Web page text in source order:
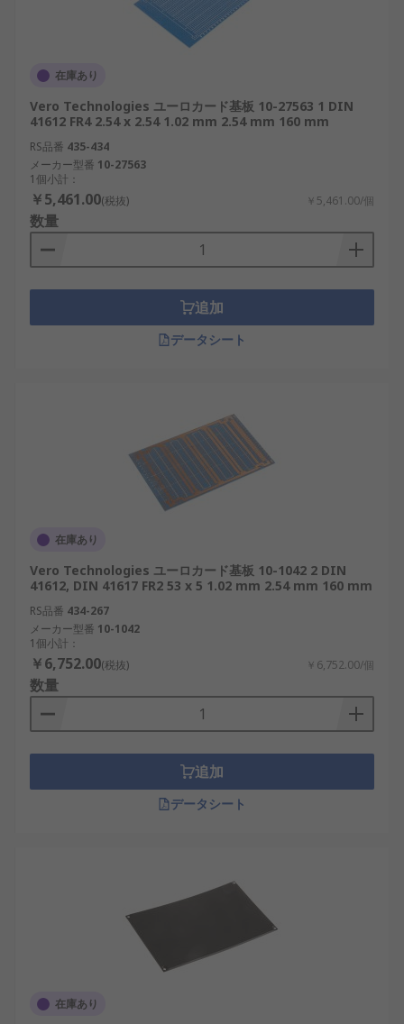
基板カバーの種類
選択する基板カバーは、カバーを必要とする基板の
種類によって異なります。基板カバーにはさまざま
なサイズがありますが、基板を覆うと同時に特定部
分の切抜きによって基板の一部が露出され、作業し
やすくなっているものもあります。また、内側に絶
縁コーティング、外側に導電コーティングが施され
ているものや、 静電気の蓄積を防止するため、帯電
防止性を備えているものもあります。
詳細については、 当社の
ユーロカードガイド
在庫あり
Vero Technologies ユーロカード基板 10-27563 1 DIN
41612 FR4 2.54 x 2.54 1.02 mm 2.54 mm 160 mm
RS品番 435-434
メーカー型番 10-27563
1個小計：
￥5,461.00(税抜) ￥5,461.00/個
数量
追加
データシート
在庫あり
Vero Technologies ユーロカード基板 10-1042 2 DIN
41612, DIN 41617 FR2 53 x 5 1.02 mm 2.54 mm 160 mm
RS品番 434-267
メーカー型番 10-1042
1個小計：
￥6,752.00(税抜) ￥6,752.00/個
数量
追加
データシート
在庫あり